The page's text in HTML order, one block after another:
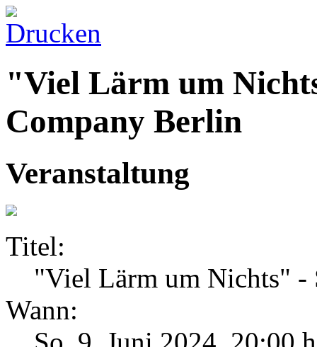
"Viel Lärm um
Company Berlin
Veranstaltung
Titel:
"Viel Lärm um Nichts" -
Wann: